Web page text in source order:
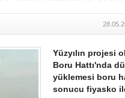
Yüzyılın projesi
Boru Hattı'nda
yüklemesi boru
sonucu fiyasko